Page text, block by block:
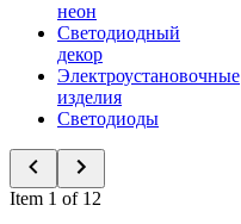
неон
Светодиодный
декор
Электроустановочные
изделия
Светодиоды
Item 1 of 12